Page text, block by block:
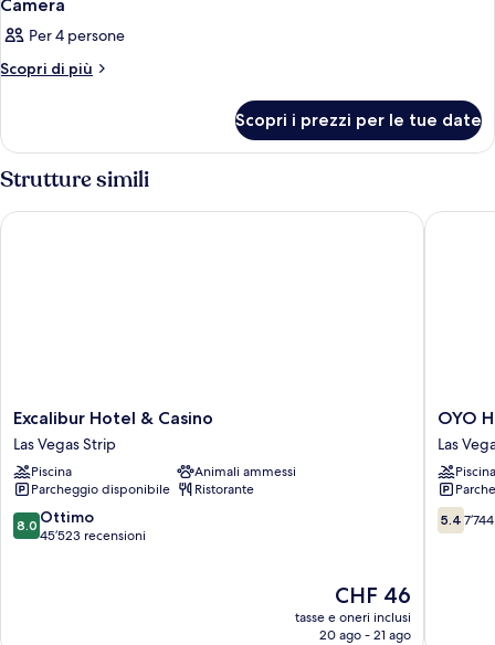
Camera
Per 4 persone
Scopri di più
Altri
Scopri i prezzi per le tue date
Strutture simili
Excalibur
Hotel
&
Casino
Las
Vegas
Strip
Excalibur Hotel & Casino
Las Vegas Strip
Piscina
Animali ammessi
Parcheggio disponibile
Ristorante
8.0
su
8.0 Ottimo
45’523 recensioni
Il
prezzo
attuale
CHF 46
tasse e oneri inclusi
20 ago - 21 ago
Excalibur Hotel & Casino
OYO
Hotel
and
Casino
Las
Vegas
Las
OYO
Las
Piscina
5.4
su
5.4
OYO